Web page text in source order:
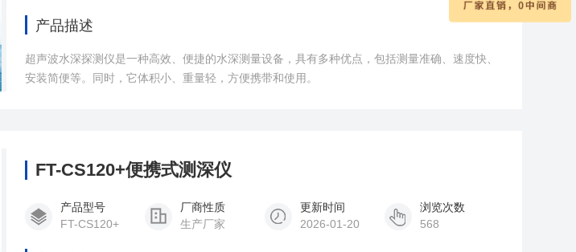
产品描述
超声波水深探测仪是一种高效、便捷的水深测量设备，具有多种优点，包括测量准确、速度快、
安装简便等。同时，它体积小、重量轻，方便携带和使用。
FT-CS120+便携式测深仪
产品型号
FT-CS120+
厂商性质
生产厂家
更新时间
2026-01-20
浏览次数
568